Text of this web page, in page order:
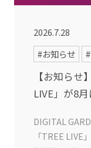
2026.7.28
#お知らせ
【お知らせ
LIVE」が8
DIGITAL
「TREE LIVE